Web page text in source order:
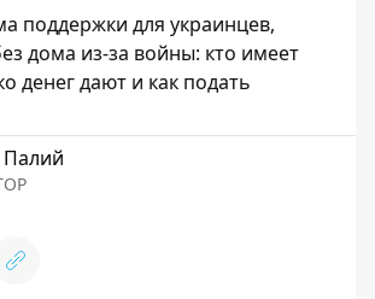
поддержки для украинцев,
дома из-за войны: кто имеет
денег дают и как подать